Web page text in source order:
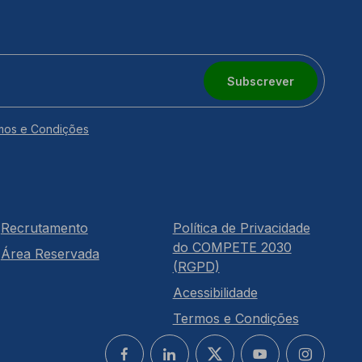
Subscrever
e Condições
Recrutamento
Área Reservada
Política de Privacidade
do COMPETE 2030
(RGPD)
Acessibilidade
Termos e Condições